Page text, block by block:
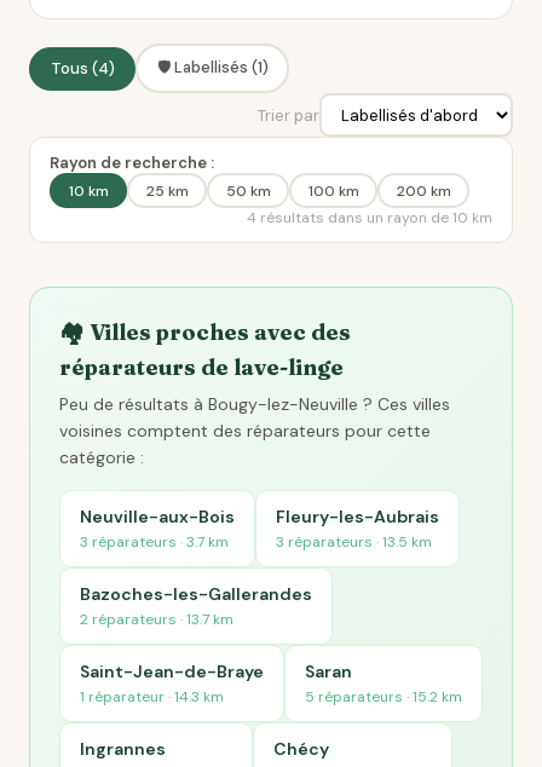
Tous (4) 🛡️ Labellisés (1)
Trier par
Rayon de recherche :
10 km 25 km 50 km 100 km
200 km
4 résultats dans un rayon de 10 km
🏘️ Villes proches avec des
réparateurs de lave-linge
Peu de résultats à Bougy-lez-Neuville ? Ces villes
voisines comptent des réparateurs pour cette
catégorie :
Neuville-aux-Bois
3 réparateurs · 3.7 km
Fleury-les-Aubrais
3 réparateurs · 13.5 km
Bazoches-les-Gallerandes
2 réparateurs · 13.7 km
Saint-Jean-de-Braye
1 réparateur · 14.3 km
Saran
5 réparateurs · 15.2 km
Ingrannes Chécy